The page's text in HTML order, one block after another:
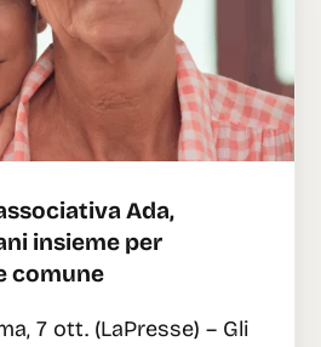
Ada,
insieme per
comune
7 ott. (LaPresse) – Gli